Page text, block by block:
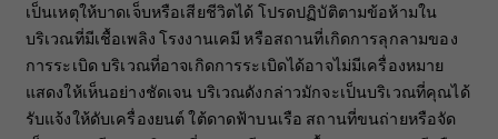
Flip
เป็นเหตุให้บาดเจ็บหรือเสียชีวิตได้ โปรดปฏิบัติตามข้อห้ามใน
บริเวณที่มีเชื้อเพลิง โรงงานเคมี หรือสถานที่เกิดการลุกลามของ
การระเบิด บริเวณที่อาจเกิดการระเบิดได้อาจไม่มีเครื่องหมาย
แสดงให้เห็นอย่างชัดเจน บริเวณดังกล่าวมักจะเป็นบริเวณที่คุณได้
รับแจ้งให้ดับเครื่องยนต์ ใต้ดาดฟ้าบนเรือ สถานที่ขนถ่ายหรือจัด